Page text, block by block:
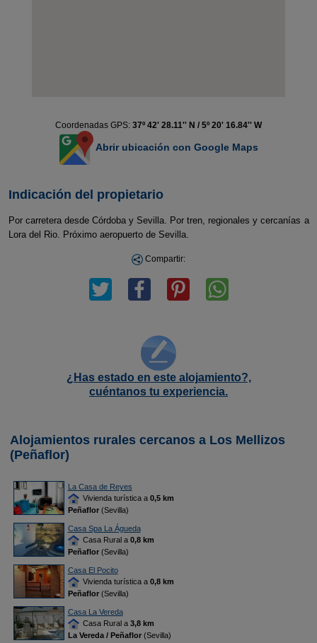
Coordenadas GPS: 37º 42' 28.11'' N / 5º 20' 16.84'' W
Abrir ubicación con Google Maps
Indicación del propietario
Por carretera desde Córdoba y Sevilla. Por tren, regionales y cercanías a
Lora del Rio. Próximo aeropuerto de Sevilla.
Compartir:
¿Has estado en este alojamiento?,
cuéntanos tu experiencia.
Alojamientos rurales cercanos a Los Mellizos
(Peñaflor)
La Casa de Reyes
Vivienda turística a 0,5 km
Peñaflor(Sevilla)
Casa Spa La Águeda
Casa Rural a 0,8 km
Peñaflor(Sevilla)
Casa El Pocito
Vivienda turística a 0,8 km
Peñaflor(Sevilla)
Casa La Vereda
Casa Rural a 3,8 km
La Vereda / Peñaflor(Sevilla)